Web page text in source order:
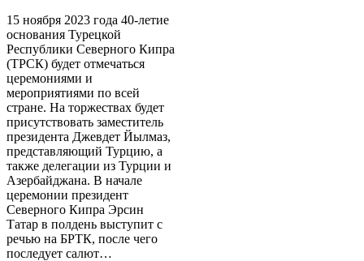
15 ноября 2023 года 40-летие
основания Турецкой
Республики Северного Кипра
(ТРСК) будет отмечаться
церемониями и
мероприятиями по всей
стране. На торжествах будет
присутствовать заместитель
президента Джевдет Йылмаз,
представляющий Турцию, а
также делегации из Турции и
Азербайджана. В начале
церемонии президент
Северного Кипра Эрсин
Татар в полдень выступит с
речью на БРТК, после чего
последует салют…